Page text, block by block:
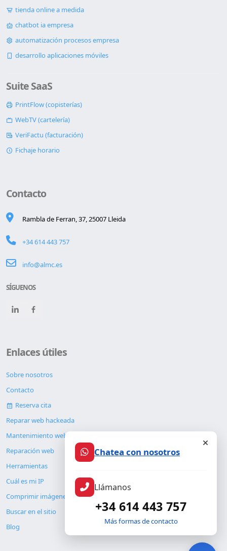
tienda online a medida
chatbot ia empresa
automatización procesos empresa
desarrollo aplicaciones móviles
Suite SaaS
PrintFlow (copisterías)
WebTV (cartelería)
VeriFactu (facturación)
Fichaje horario
Contacto
Rambla de Ferran, 37, 25007 Lleida
+34 614 443 757
info@almc.es
SÍGUENOS
Enlaces útiles
Sobre nosotros
Contacto
Reserva cita
Reparar web hackeada
Mantenimiento web
Reparación web
Herramientas
Cuál es mi IP
Comprimir imágenes
Buscar en el sitio
Blog
Chatea con nosotros
Llámanos
+34 614 443 757
Más formas de contacto